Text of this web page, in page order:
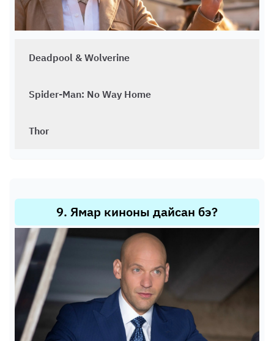
Deadpool & Wolverine
Spider-Man: No Way Home
Thor
9. Ямар киноны дайсан бэ?